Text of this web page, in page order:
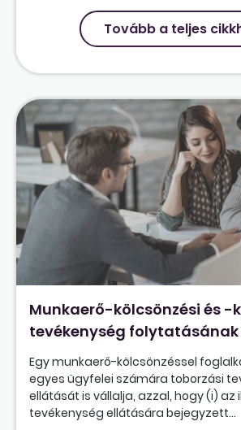
Tovább a teljes
Munkaerő-kölcsönzési és -
tevékenység
Egy munkaerő-kölcsönzéssel
egyes ügyfelei számára toborzási
ellátását is vállalja, azzal, hogy (i) az
tevékenység ellátására bejegyzett...